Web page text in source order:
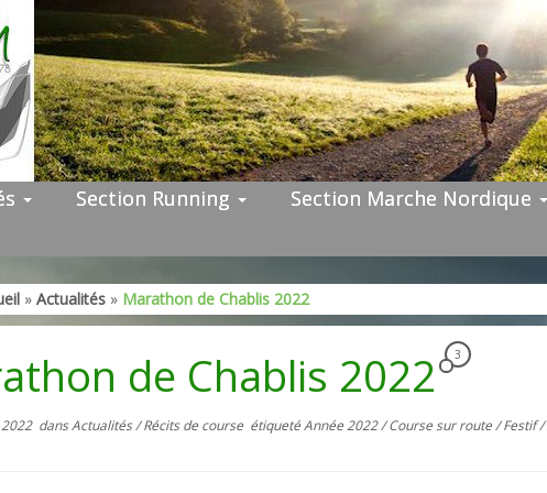
Section Running Section Marche Nordique
» Actualités » Marathon de Chablis 2022
de Chablis 2022 3
dansActualités/Récits de course étiquetéAnnée 2022/Course sur route/Festif/